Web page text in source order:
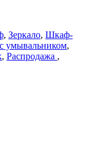
, Зеркало, Шкаф-
умывальником,
, Распродажа ,